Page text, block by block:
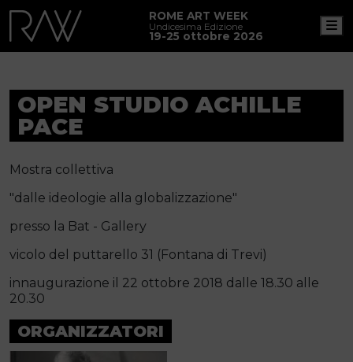
ROME ART WEEK
Undicesima Edizione
19-25 ottobre 2026
OPEN STUDIO ACHILLE
PACE
Mostra collettiva
"dalle ideologie alla globalizzazione"
presso la Bat - Gallery
vicolo del puttarello 31 (Fontana di Trevi)
innaugurazione il 22 ottobre 2018 dalle 18.30 alle
20.30
ORGANIZZATORI